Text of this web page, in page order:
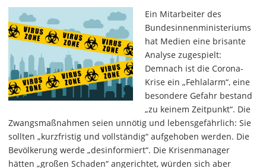
Ein Mitarbeiter des
Bundesinnenministeriums
hat Medien eine brisante
Analyse zugespielt:
Demnach ist die Corona-
Krise ein „Fehlalarm“, eine
besondere Gefahr bestand
„zu keinem Zeitpunkt“. Die
Zwangsmaßnahmen seien unnötig und lebensgefährlich: Sie
sollten „kurzfristig und vollständig“ aufgehoben werden. Die
Bevölkerung werde „desinformiert“. Die Krisenmanager
hätten „großen Schaden“ angerichtet, würden sich aber